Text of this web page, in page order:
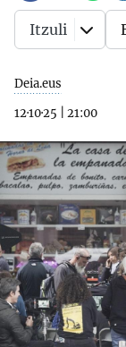
Deia.eus
12·10·25
21:00
Itzuli